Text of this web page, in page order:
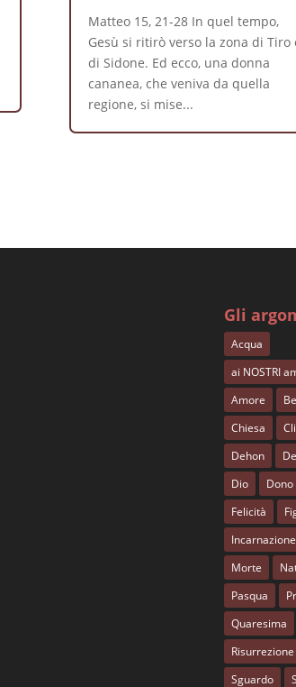
Matteo 15, 21-28 In quel tempo,
Gesù si ritirò verso la zona di Tiro
di Sidone. Ed ecco, una donna
cananea, che veniva da quella
regione, si mise...
Gli
Acqua
ai NOSTRI
Amore
Chiesa
Dehon
Dio
Dono
Felicità
Incarnazione
Morte
Pasqua
Quaresima
Risurrezione
Sguardo